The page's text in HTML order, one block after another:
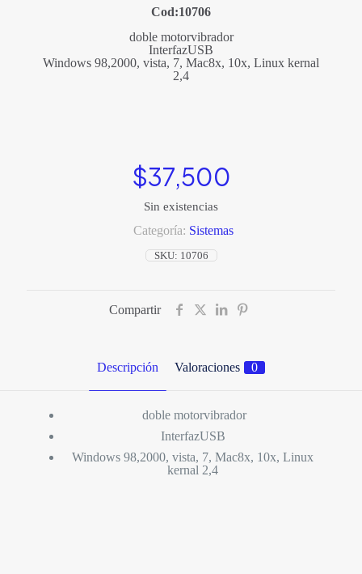
Cod:10706
doble motorvibrador
InterfazUSB
Windows 98,2000, vista, 7, Mac8x, 10x, Linux kernal
2,4
$37,500
Sin existencias
SKU: 10706
Categoría: Sistemas
Compartir
Descripción Valoraciones 0
doble motorvibrador
InterfazUSB
Windows 98,2000, vista, 7, Mac8x, 10x, Linux
kernal 2,4